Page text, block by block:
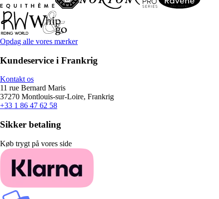
Opdag alle vores mærker
Kundeservice i Frankrig
Kontakt os
11 rue Bernard Maris
37270 Montlouis-sur-Loire, Frankrig
+33 1 86 47 62 58
Sikker betaling
Køb trygt på vores side